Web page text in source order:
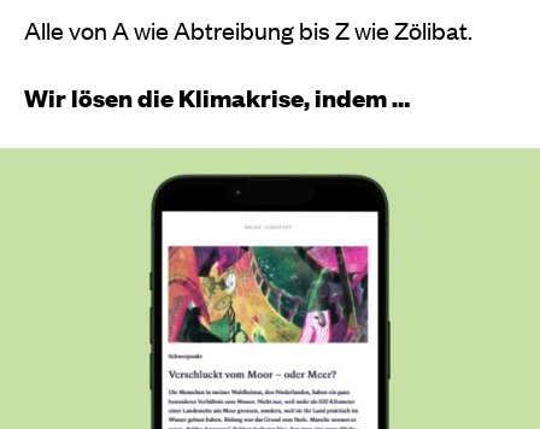
Alle von A wie Abtreibung bis Z wie Zölibat.
Wir lösen die Klimakrise, indem …